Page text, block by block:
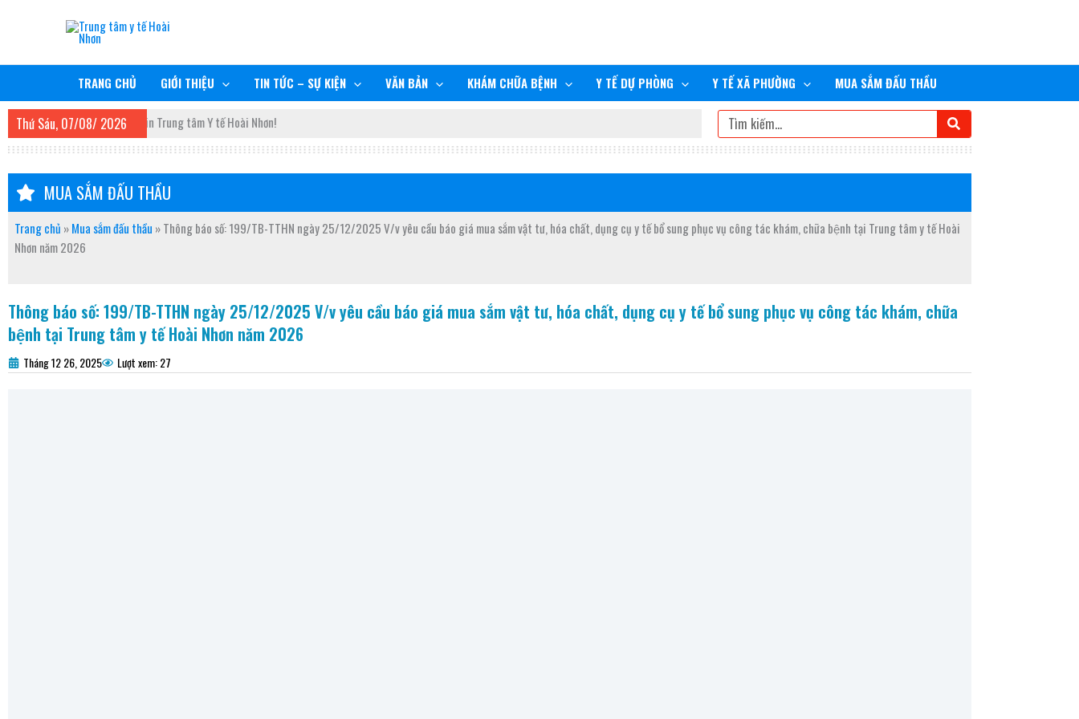
dung
TRANG CHỦ GIỚI THIỆU TIN TỨC – SỰ KIỆN VĂN BẢN KHÁM CHỮA BỆNH Y TẾ DỰ PHÒNG Y TẾ XÃ PHƯỜNG MUA SẮM ĐẤU THẦU
Thứ Sáu, 07/08/ 2026
mừng đến với trang thông tin Trung tâm Y tế Hoài Nhơn!
Tìm
kiếm
MUA SẮM ĐẤU THẦU
Trang chủ »Mua sắm đấu thầu »Thông báo số: 199/TB-TTHN ngày 25/12/2025 V/v yêu cầu báo giá mua sắm vật tư, hóa chất, dụng cụ y tế bổ sung phục vụ công tác khám, chữa bệnh tại Trung tâm y tế Hoài
Nhơn năm 2026
Thông báo số: 199/TB-TTHN ngày 25/12/2025 V/v yêu cầu báo giá mua sắm vật tư, hóa chất, dụng cụ y tế bổ sung phục vụ công tác khám, chữa
bệnh tại Trung tâm y tế Hoài Nhơn năm 2026
Tháng 12 26, 2025 Lượt xem: 27